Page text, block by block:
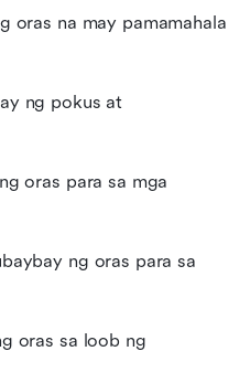
oras na may pamamahala
ng pokus at
oras para sa mga
ng oras para sa
oras sa loob ng